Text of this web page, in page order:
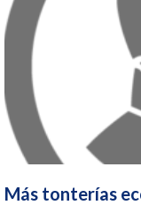
Más tonterías